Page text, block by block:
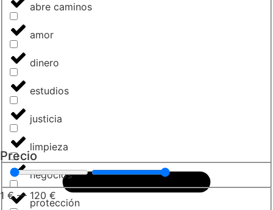
abre caminos
amor
dinero
estudios
justicia
limpieza
negocios
protección
Precio
1 €— 120 €